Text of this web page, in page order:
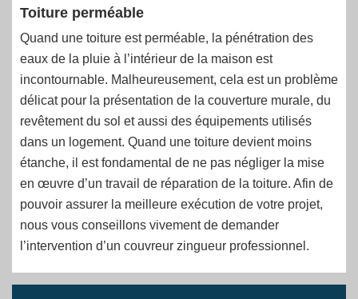
Toiture perméable
Quand une toiture est perméable, la pénétration des
eaux de la pluie à l’intérieur de la maison est
incontournable. Malheureusement, cela est un problème
délicat pour la présentation de la couverture murale, du
revêtement du sol et aussi des équipements utilisés
dans un logement. Quand une toiture devient moins
étanche, il est fondamental de ne pas négliger la mise
en œuvre d’un travail de réparation de la toiture. Afin de
pouvoir assurer la meilleure exécution de votre projet,
nous vous conseillons vivement de demander
l’intervention d’un couvreur zingueur professionnel.